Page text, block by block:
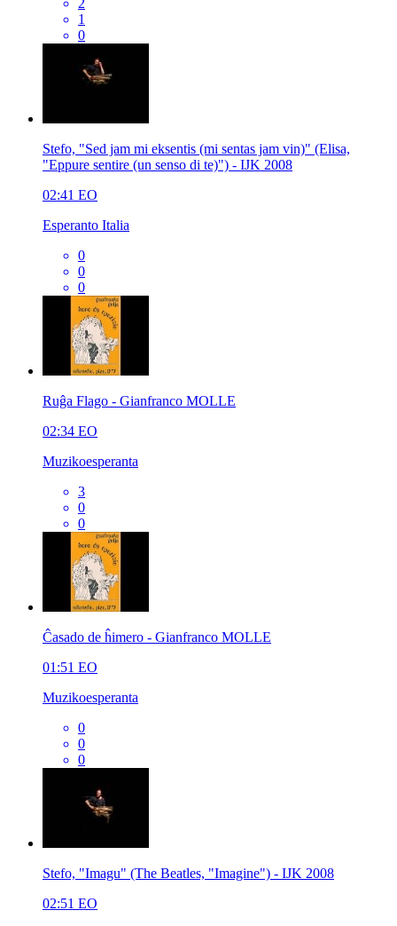
1
0
Stefo, "Sed jam mi eksentis (mi sentas jam vin)" (Elisa,
"Eppure sentire (un senso di te)") - IJK 2008
02:41 EO
Esperanto Italia
0
0
0
Ruĝa Flago - Gianfranco MOLLE
02:34 EO
Muzikoesperanta
3
0
0
Ĉasado de ĥimero - Gianfranco MOLLE
01:51 EO
Muzikoesperanta
0
0
0
Stefo, "Imagu" (The Beatles, "Imagine") - IJK 2008
02:51 EO